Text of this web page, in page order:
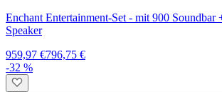
Enchant Entertainment-Set - mit 900 Soundbar
Speaker
959,97 €796,75 €
-32 %